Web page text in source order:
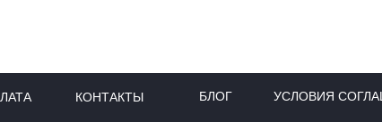
КОНТАКТЫ БЛОГ УСЛОВИЯ